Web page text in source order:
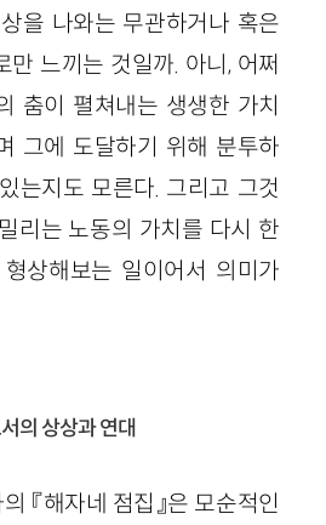
을 나와는 무관하거나 혹은
만 느끼는 것일까. 아니, 어쩌
춤이 펼쳐내는 생생한 가치
그에 도달하기 위해 분투하
는지도 모른다. 그리고 그것
리는 노동의 가치를 다시 한
상해보는 일이어서 의미가
의 상상과 연대
『해자네 점집』은 모순적인